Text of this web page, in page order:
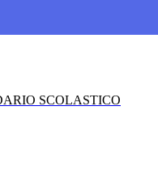
SCOLASTICO